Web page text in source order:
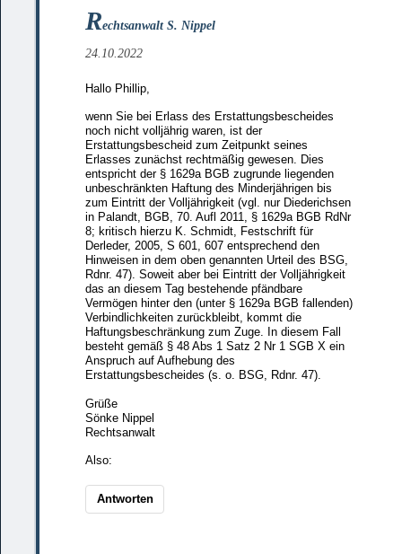
Rechtsanwalt S. Nippel
24.10.2022
Hallo Phillip,
wenn Sie bei Erlass des Erstattungsbescheides
noch nicht volljährig waren, ist der
Erstattungsbescheid zum Zeitpunkt seines
Erlasses zunächst rechtmäßig gewesen. Dies
entspricht der § 1629a BGB zugrunde liegenden
unbeschränkten Haftung des Minderjährigen bis
zum Eintritt der Volljährigkeit (vgl. nur Diederichsen
in Palandt, BGB, 70. Aufl 2011, § 1629a BGB RdNr
8; kritisch hierzu K. Schmidt, Festschrift für
Derleder, 2005, S 601, 607 entsprechend den
Hinweisen in dem oben genannten Urteil des BSG,
Rdnr. 47). Soweit aber bei Eintritt der Volljährigkeit
das an diesem Tag bestehende pfändbare
Vermögen hinter den (unter § 1629a BGB fallenden)
Verbindlichkeiten zurückbleibt, kommt die
Haftungsbeschränkung zum Zuge. In diesem Fall
besteht gemäß § 48 Abs 1 Satz 2 Nr 1 SGB X ein
Anspruch auf Aufhebung des
Erstattungsbescheides (s. o. BSG, Rdnr. 47).
Grüße
Sönke Nippel
Rechtsanwalt
Also:
Antworten